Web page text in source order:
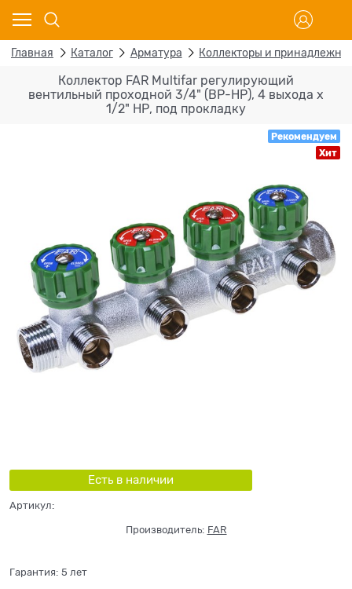
Главная Каталог Арматура Коллекторы и
Коллектор FAR Multifar регулирующий
вентильный проходной 3/4" (ВР-НР), 4 выхода x
1/2" НР, под прокладку
Рекомендуем
Хит
Есть в наличии
Артикул:
Производитель: FAR
Гарантия: 5 лет